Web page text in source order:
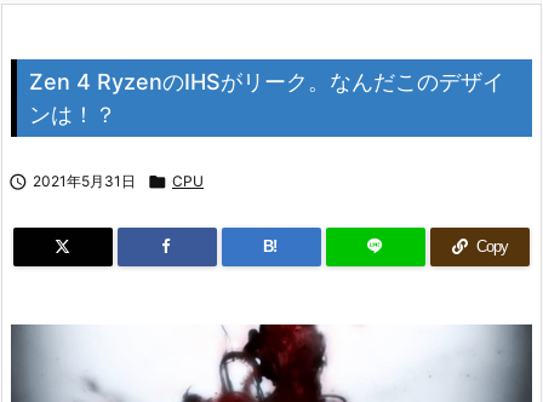
Zen 4 RyzenのIHSがリーク。なんだこのデザイ
ンは！？
 2021年5月31日  CPU
B! Copy